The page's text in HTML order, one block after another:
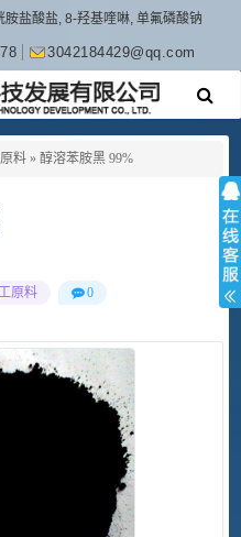
盐酸盐, 8-羟基喹啉, 单氟磷酸钠
3042184429@qq.com
料 » 醇溶苯胺黑 99%
原料 0